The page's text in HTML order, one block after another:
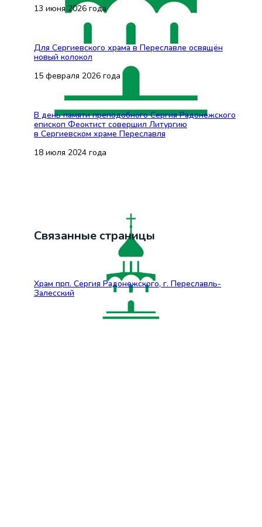
13 июня 2026 года
Для Сергиевского храма в Переславле освящён
новый колокол
15 февраля 2026 года
В день памяти преподобного Сергия Радонежского
епископ Феоктист совершил Литургию
в Сергиевском храме Переславля
18 июля 2024 года
Связанные страницы
Храм прп. Сергия Радонежского, г. Переславль-
Залесский